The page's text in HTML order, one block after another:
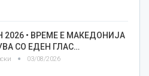
• ВРЕМЕ Е МАКЕДОНИЈА
СО ЕДЕН ГЛАС…
03/08/2026